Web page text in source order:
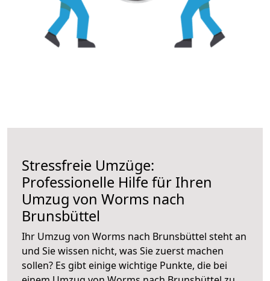
Stressfreie Umzüge:
Professionelle Hilfe für Ihren
Umzug von Worms nach
Brunsbüttel
Ihr Umzug von Worms nach Brunsbüttel steht an
und Sie wissen nicht, was Sie zuerst machen
sollen? Es gibt einige wichtige Punkte, die bei